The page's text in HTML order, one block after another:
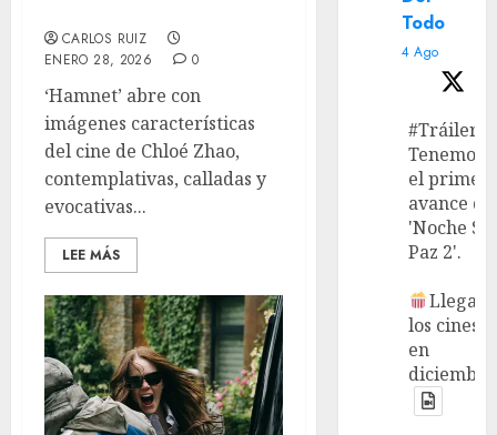
CARLOS RUIZ
ENERO 28, 2026
0
‘Hamnet’ abre con
imágenes características
del cine de Chloé Zhao,
contemplativas, calladas y
evocativas...
LEE MÁS
Todo
4 Ago
#Tráiler
Tenemos
el primer
avance de
'Noche
Paz 2'.
Llega a
los cines
en